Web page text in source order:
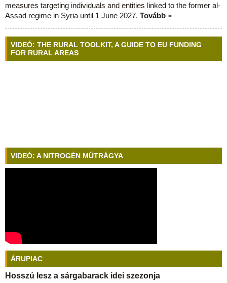
measures targeting individuals and entities linked to the former al-
Assad regime in Syria until 1 June 2027. Tovább »
VIDEÓ: THE RURAL TOOLKIT, A GUIDE TO EU FUNDING
FOR RURAL AREAS
VIDEÓ: A NITROGÉN MŰTRÁGYA
ÁRUPIAC
Hosszú lesz a sárgabarack idei szezonja